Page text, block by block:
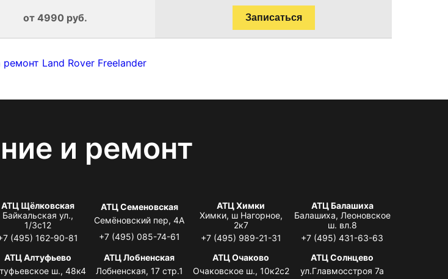
от 4990 руб. Записаться
Land Rover Freelander
и ремонт
АТЦ Щёлковская
Байкальская ул.,
1/3с12
(495) 162-90-81
АТЦ Семеновская
Семёновский пер, 4А
+7 (495) 085-74-61
АТЦ Химки
Химки, ш Нагорное,
2к7
+7 (495) 989-21-31
АТЦ Балашиха
Балашиха, Леоновское
ш. вл.8
+7 (495) 431-63-63
АТЦ Алтуфьево
ш., 48к4
АТЦ Лобненская
Лобненская, 17 стр.1
АТЦ Очаково
Очаковское ш., 10к2с2
АТЦ Солнцево
ул.Главмосстроя 7а